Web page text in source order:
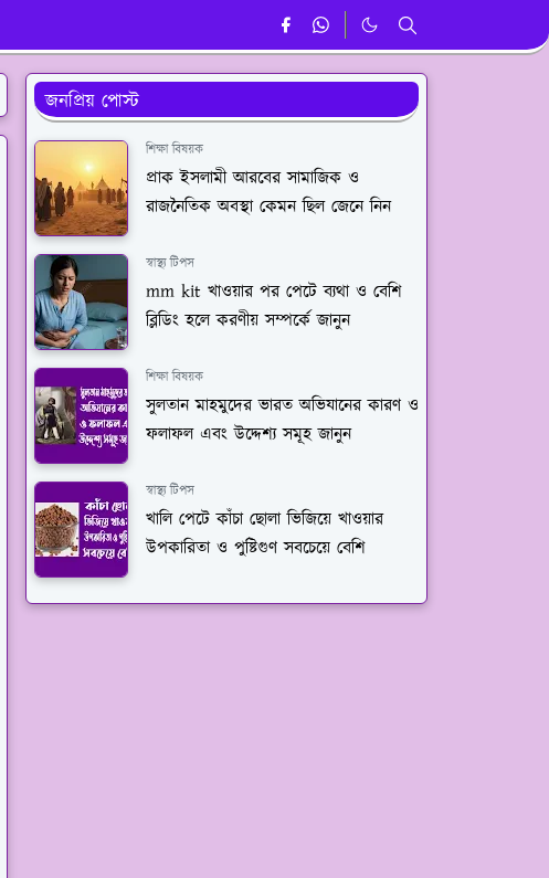
জনপ্রিয় পোস্ট
শিক্ষা বিষয়ক
প্রাক ইসলামী আরবের সামাজিক ও
রাজনৈতিক অবস্থা কেমন ছিল জেনে নিন
স্বাস্থ্য টিপস
mm kit খাওয়ার পর পেটে ব্যথা ও বেশি
ব্লিডিং হলে করণীয় সম্পর্কে জানুন
শিক্ষা বিষয়ক
সুলতান মাহমুদের ভারত অভিযানের কারণ ও
ফলাফল এবং উদ্দেশ্য সমূহ জানুন
স্বাস্থ্য টিপস
খালি পেটে কাঁচা ছোলা ভিজিয়ে খাওয়ার
উপকারিতা ও পুষ্টিগুণ সবচেয়ে বেশি